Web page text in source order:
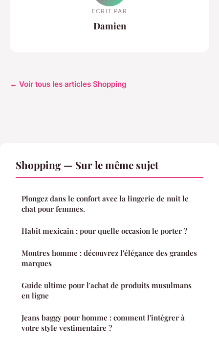
ECRIT PAR
Damien
← Voir tous les articles Shopping
Shopping — Sur le même sujet
Plongez dans le confort avec la lingerie de nuit le
chat pour femmes.
Habit mexicain : pour quelle occasion le porter ?
Montres homme : découvrez l'élégance des grandes
marques
Guide ultime pour l'achat de produits musulmans
en ligne
Jeans baggy pour homme : comment l'intégrer à
votre style vestimentaire ?